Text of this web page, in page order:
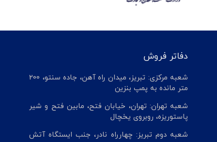
دفاتر فروش
شعبه مرکزی: تبریز، میدان راه آهن، جاده سنتو، 200
متر مانده به پمپ بنزین
شعبه تهران: تهران، خیابان فتح، مابین فتح و شیر
پاستوریزه، روبروی یخچال
شعبه دوم تبریز: چهارراه نادر، جنب ایستگاه آتش